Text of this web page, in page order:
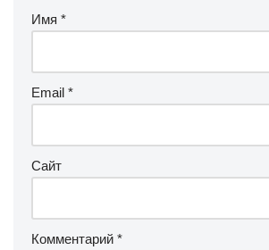
Имя *
Email *
Сайт
Комментарий *